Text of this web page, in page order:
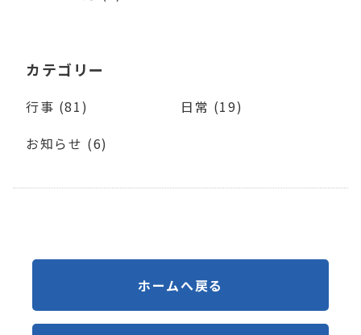
カテゴリー
行事 (81)
日常 (19)
お知らせ (6)
ホームへ戻る